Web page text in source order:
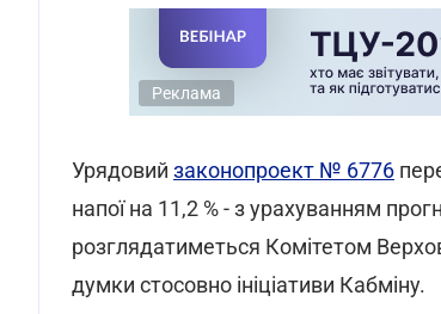
Реклама
Урядовий законопроект № 6776
напої на 11,2 % - з урахуванням
розглядатиметься Комітетом
думки стосовно ініціативи Кабміну.